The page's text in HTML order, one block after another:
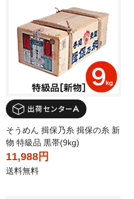
そうめん 揖保乃糸 揖保の糸 新
物 特級品 黒帯(9kg)
11,988円
送料無料